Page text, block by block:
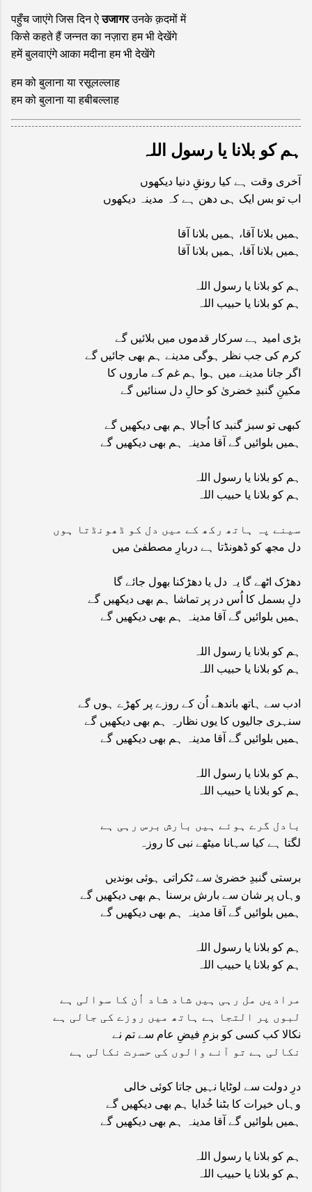
पहुँच जाएंगे जिस दिन ऐउजागरउनके क़दमों में
किसे कहते हैं जन्नत का नज़ारा हम भी देखेंगे
हमें बुलवाएंगे आका मदीना हम भी देखेंगे
हम को बुलाना या रसूलल्लाह
हम को बुलाना या हबीबल्लाह
ہم کو بلانا یا رسول اللہ
آخری وقت ہے کیا رونقِ دنیا دیکھوں
اب تو بس ایک ہی دھن ہے کہ مدینہ دیکھوں
ہمیں بلانا آقا، ہمیں بلانا آقا
ہمیں بلانا آقا، ہمیں بلانا آقا
ہم کو بلانا یا رسول اللہ
ہم کو بلانا یا حبیب اللہ
بڑی امید ہے سرکار قدموں میں بلائیں گے
کرم کی جب نظر ہوگی مدینے ہم بھی جائیں گے
اگر جانا مدینے میں ہوا ہم غم کے ماروں کا
مکینِ گنبدِ خضریٰ کو حالِ دل سنائیں گے
کبھی تو سبز گنبد کا اُجالا ہم بھی دیکھیں گے
ہمیں بلوائیں گے آقا مدینہ ہم بھی دیکھیں گے
ہم کو بلانا یا رسول اللہ
ہم کو بلانا یا حبیب اللہ
سینے پہ ہاتھ رکھ کے میں دل کو ڈھونڈتا ہوں
دل مجھ کو ڈھونڈتا ہے دربارِ مصطفیٰ میں
دھڑک اٹھے گا یہ دل یا دھڑکنا بھول جائے گا
دلِ بسمل کا اُس در پر تماشا ہم بھی دیکھیں گے
ہمیں بلوائیں گے آقا مدینہ ہم بھی دیکھیں گے
ہم کو بلانا یا رسول اللہ
ہم کو بلانا یا حبیب اللہ
ادب سے ہاتھ باندھے اُن کے روزے پر کھڑے ہوں گے
سنہری جالیوں کا یوں نظارہ ہم بھی دیکھیں گے
ہمیں بلوائیں گے آقا مدینہ ہم بھی دیکھیں گے
ہم کو بلانا یا رسول اللہ
ہم کو بلانا یا حبیب اللہ
بادل گرے ہوئے ہیں بارش برس رہی ہے
لگتا ہے کیا سہانا میٹھے نبی کا روزہ
برستی گنبدِ خضریٰ سے ٹکراتی ہوئی بوندیں
وہاں پر شان سے بارش برسنا ہم بھی دیکھیں گے
ہمیں بلوائیں گے آقا مدینہ ہم بھی دیکھیں گے
ہم کو بلانا یا رسول اللہ
ہم کو بلانا یا حبیب اللہ
مرادیں مل رہی ہیں شاد شاد اُن کا سوالی ہے
لبوں پر التجا ہے ہاتھ میں روزے کی جالی ہے
نکالا کب کسی کو بزمِ فیضِ عام سے تم نے
نکالی ہے تو آنے والوں کی حسرت نکالی ہے
درِ دولت سے لوٹایا نہیں جاتا کوئی خالی
وہاں خیرات کا بٹنا خُدایا ہم بھی دیکھیں گے
ہمیں بلوائیں گے آقا مدینہ ہم بھی دیکھیں گے
ہم کو بلانا یا رسول اللہ
ہم کو بلانا یا حبیب اللہ